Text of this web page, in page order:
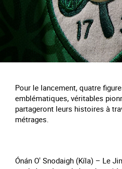
Pour le lancement, quatre
emblématiques, véritables
partageront leurs histoires à
métrages.
Ónán O' Snodaigh (Kíla) – Le